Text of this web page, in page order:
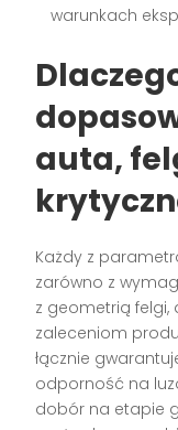
warunkach
auta,
Każdy z
zarówno z
z geometrią
zaleceniom
łącznie
odporność na
dobór na etapie